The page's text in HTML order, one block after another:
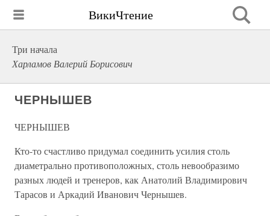
ВикиЧтение
Три начала
Харламов Валерий Борисович
ЧЕРНЫШЕВ
ЧЕРНЫШЕВ
Кто-то счастливо придумал соединить усилия столь
диаметрально противоположных, столь невообразимо
разных людей и тренеров, как Анатолий Владимирович
Тарасов и Аркадий Иванович Чернышев.